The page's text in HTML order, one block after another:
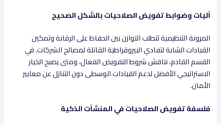
آليات وضوابط تفويض الصلاحيات بالشكل الصحيح
المرونة التنظيمية تتطلب التوازن بين الحفاظ على الرقابة وتمكين
القيادات الشابة لتفادي البيروقراطية القاتلة لمصالح الشركات. في
القسم القادم، نناقش شروط التفويض الفعال، ومتى يصبح الخيار
الاستراتيجي الأفضل لدعم القيادات الوسطى دون التنازل عن معايير
الأمان.
فلسفة تفويض الصلاحيات في المنشآت الذكية